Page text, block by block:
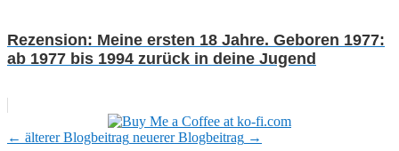
Rezension: Meine ersten 18 Jahre. Geboren 1977:
ab 1977 bis 1994 zurück in deine Jugend
← älterer Blogbeitrag neuerer Blogbeitrag →